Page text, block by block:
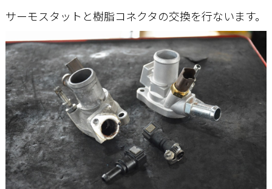
サーモスタットと樹脂コネクタの交換を行ないます。